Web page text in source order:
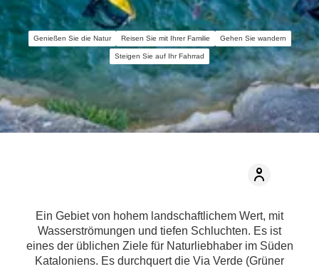
Genießen Sie die Natur Reisen Sie mit Ihrer Familie Gehen Sie wandern
Steigen Sie auf Ihr Fahrrad
Ein Gebiet von hohem landschaftlichem Wert, mit
Wasserströmungen und tiefen Schluchten. Es ist
eines der üblichen Ziele für Naturliebhaber im Süden
Kataloniens. Es durchquert die Via Verde (Grüner